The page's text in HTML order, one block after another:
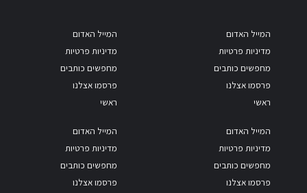
המייל האדום
מדיניות פרטיות
מחפשים כותבים
פרסמו אצלנו
ראשי
המייל האדום
מדיניות פרטיות
מחפשים כותבים
פרסמו אצלנו
ראשי
המייל האדום
מדיניות פרטיות
מחפשים כותבים
פרסמו אצלנו
המייל האדום
מדיניות פרטיות
מחפשים כותבים
פרסמו אצלנו